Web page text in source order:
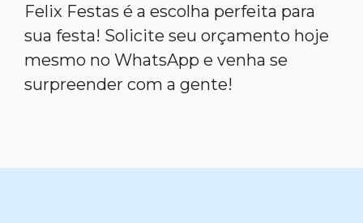
Felix Festas é a escolha perfeita para
sua festa! Solicite seu orçamento hoje
mesmo no WhatsApp e venha se
surpreender com a gente!